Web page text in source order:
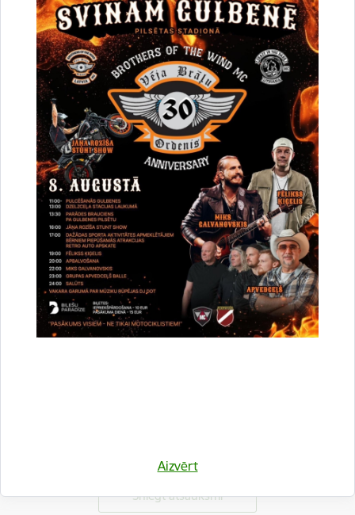
Aizvērt
Saistītas tēmas
Aktualitātes: NVO Projekti
Drukāt lapu
Dalīties
Sniegt atsauksmi